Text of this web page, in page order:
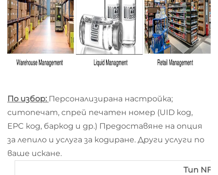
По избор: Персонализирана настройка;
ситопечат, спрей печатен номер (UID код,
EPC код, баркод и др.) Предоставяне на опция
за лепило и услуга за кодиране. Други услуги по
ваше искане.
Тип